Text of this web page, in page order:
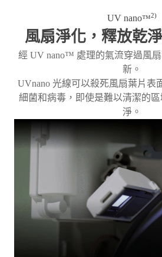
UV nano™2)
風扇淨化，釋放乾
經 UV nano™ 處理的氣流穿過風
新。
UVnano 光線可以殺死風扇葉片表
細菌和病毒，即使是難以清潔的
淨。